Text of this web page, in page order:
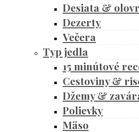
Desiata &
Dezerty
Večera
Typ jedla
15 minútové
Cestoviny &
Džemy &
Polievky
Mäso